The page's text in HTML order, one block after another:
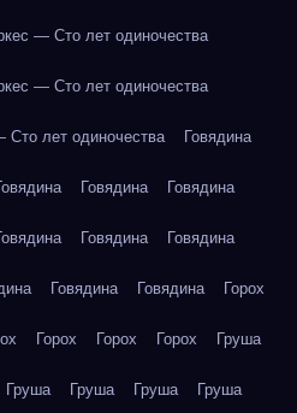
— Сто лет одиночества
— Сто лет одиночества
Сто лет одиночества Говядина
Говядина Говядина
Говядина Говядина
Говядина Говядина Горох
Горох Горох Горох Груша
Груша Груша Груша Груша